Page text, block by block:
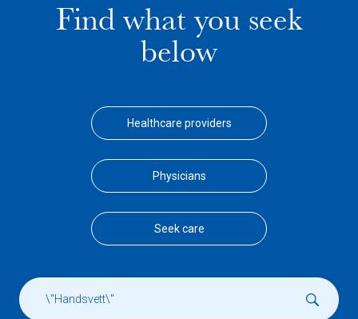
Find what you seek
below
Healthcare providers
Physicians
Seek care